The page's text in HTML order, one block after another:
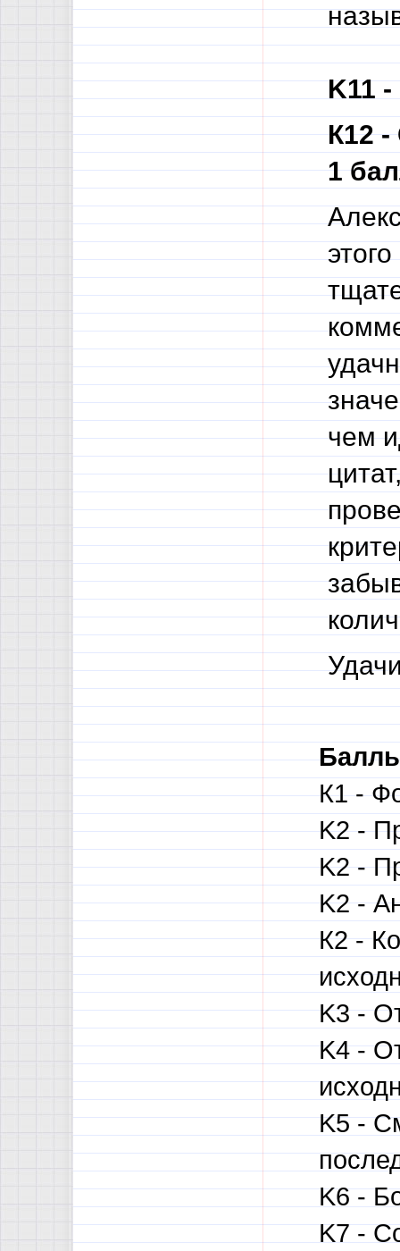
K11
К12 -
1
чем
К1 -
K2 -
K2 -
K2 -
К2 -
K3 -
K4 -
K5 -
K6 -
K7 -